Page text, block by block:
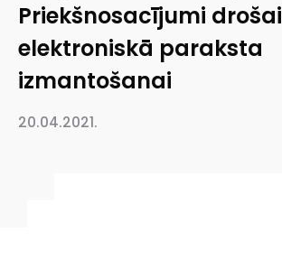
Priekšnosacījumi drošai
elektroniskā paraksta
izmantošanai
20.04.2021.